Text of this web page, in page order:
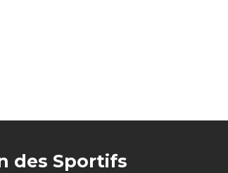
des Sportifs